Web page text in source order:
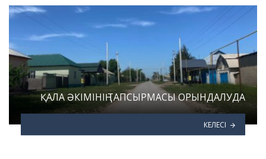
ҚАЛА ӘКІМІНІҢ ТАПСЫРМАСЫ ОРЫНДАЛУДА
КЕЛЕСІ